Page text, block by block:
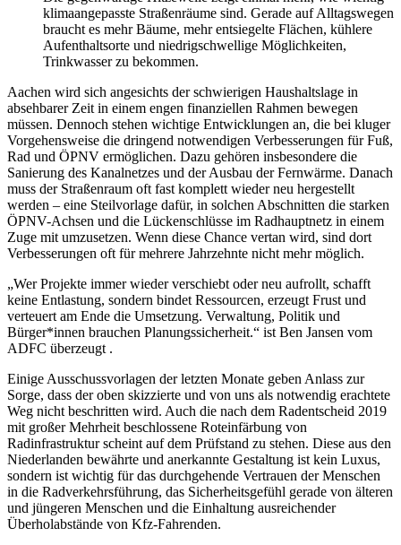
klimaangepasste Straßenräume sind. Gerade auf Alltagswegen
braucht es mehr Bäume, mehr entsiegelte Flächen, kühlere
Aufenthaltsorte und niedrigschwellige Möglichkeiten,
Trinkwasser zu bekommen.
Aachen wird sich angesichts der schwierigen Haushaltslage in
absehbarer Zeit in einem engen finanziellen Rahmen bewegen
müssen. Dennoch stehen wichtige Entwicklungen an, die bei kluger
Vorgehensweise die dringend notwendigen Verbesserungen für Fuß,
Rad und ÖPNV ermöglichen. Dazu gehören insbesondere die
Sanierung des Kanalnetzes und der Ausbau der Fernwärme. Danach
muss der Straßenraum oft fast komplett wieder neu hergestellt
werden – eine Steilvorlage dafür, in solchen Abschnitten die starken
ÖPNV-Achsen und die Lückenschlüsse im Radhauptnetz in einem
Zuge mit umzusetzen. Wenn diese Chance vertan wird, sind dort
Verbesserungen oft für mehrere Jahrzehnte nicht mehr möglich.
„Wer Projekte immer wieder verschiebt oder neu aufrollt, schafft
keine Entlastung, sondern bindet Ressourcen, erzeugt Frust und
verteuert am Ende die Umsetzung. Verwaltung, Politik und
Bürger*innen brauchen Planungssicherheit.“ ist Ben Jansen vom
ADFC überzeugt .
Einige Ausschussvorlagen der letzten Monate geben Anlass zur
Sorge, dass der oben skizzierte und von uns als notwendig erachtete
Weg nicht beschritten wird. Auch die nach dem Radentscheid 2019
mit großer Mehrheit beschlossene Roteinfärbung von
Radinfrastruktur scheint auf dem Prüfstand zu stehen. Diese aus den
Niederlanden bewährte und anerkannte Gestaltung ist kein Luxus,
sondern ist wichtig für das durchgehende Vertrauen der Menschen
in die Radverkehrsführung, das Sicherheitsgefühl gerade von älteren
und jüngeren Menschen und die Einhaltung ausreichender
Überholabstände von Kfz-Fahrenden.